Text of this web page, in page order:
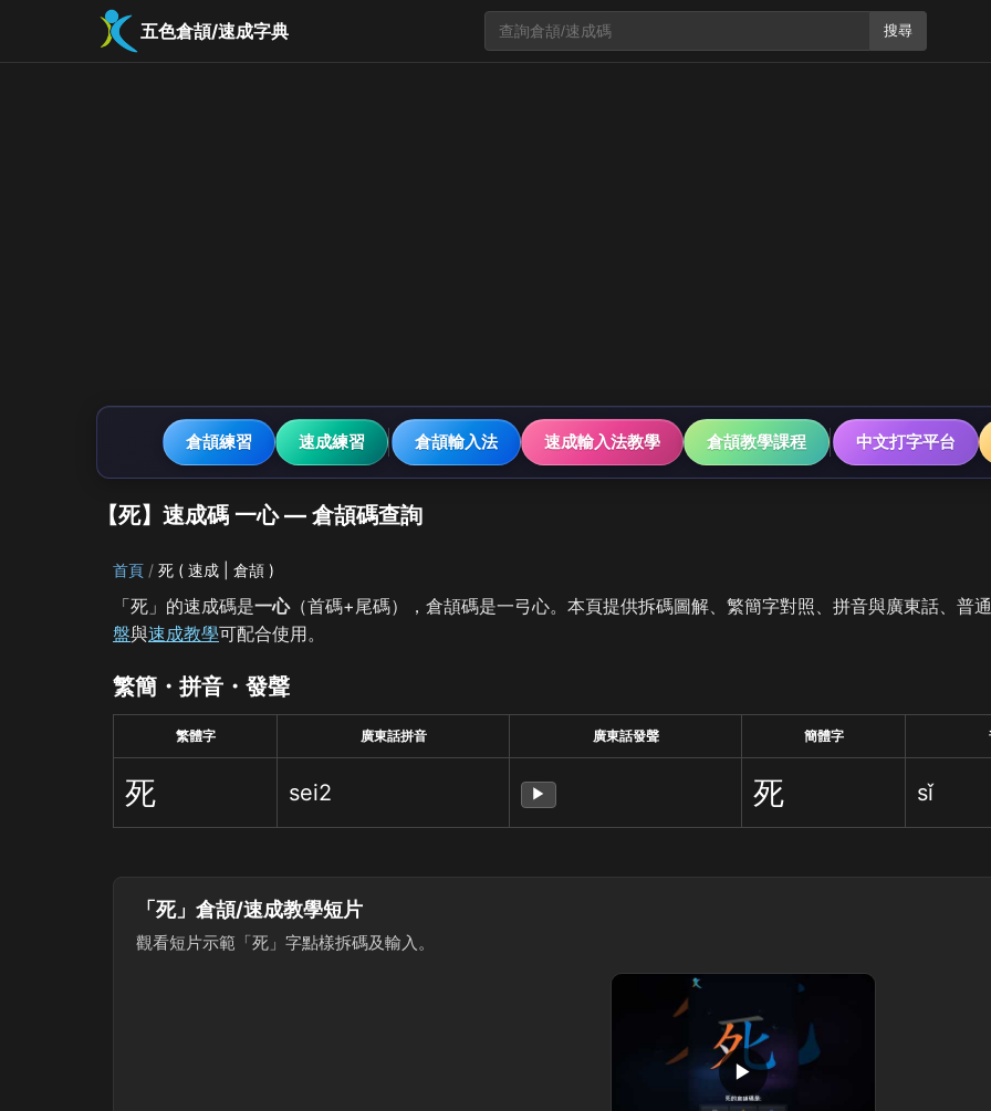
五色倉頡/速成字典 搜尋
倉頡練習 速成練習 倉頡輸入法 速成輸入法教學 倉頡教學課程 中文打字平台
【死】速成碼 一心 — 倉頡碼查詢
首頁 死 ( 速成 | 倉頡 )
「死」的速成碼是一心（首碼+尾碼），倉頡碼是一弓心。本頁提供拆碼圖解、繁簡字對照、拼音與廣東話、普
盤與速成教學可配合使用。
繁簡・拼音・發聲
繁體字 廣東話拼音 廣東話發聲 簡體字
死 sei2 ▶ 死 sǐ
「死」倉頡/速成教學短片
觀看短片示範「死」字點樣拆碼及輸入。
▶